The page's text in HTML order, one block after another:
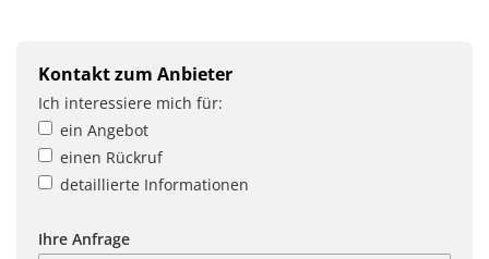
Kontakt zum Anbieter
Ich interessiere mich für:
ein Angebot
einen Rückruf
detaillierte Informationen
Ihre Anfrage